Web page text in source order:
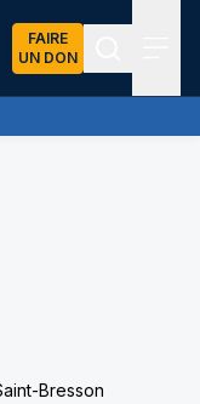
FAIRE
UN DON
dominent largement
Bresson